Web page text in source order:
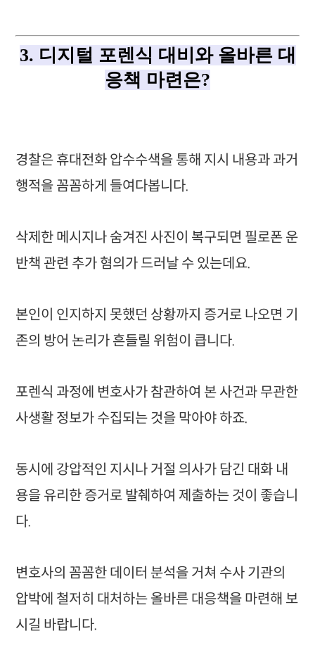
3. 디지털 포렌식 대비와 올바른 대
응책 마련은?
경찰은 휴대전화 압수수색을 통해 지시 내용과 과거
행적을 꼼꼼하게 들여다봅니다.
삭제한 메시지나 숨겨진 사진이 복구되면 필로폰 운
반책 관련 추가 혐의가 드러날 수 있는데요.
본인이 인지하지 못했던 상황까지 증거로 나오면 기
존의 방어 논리가 흔들릴 위험이 큽니다.
포렌식 과정에 변호사가 참관하여 본 사건과 무관한
사생활 정보가 수집되는 것을 막아야 하죠.
동시에 강압적인 지시나 거절 의사가 담긴 대화 내
용을 유리한 증거로 발췌하여 제출하는 것이 좋습니
다.
변호사의 꼼꼼한 데이터 분석을 거쳐 수사 기관의
압박에 철저히 대처하는 올바른 대응책을 마련해 보
시길 바랍니다.